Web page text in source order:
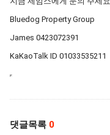
Bluedog Property Group
James 0423072391
KaKaoTalk ID 01033535211
댓글목록 0